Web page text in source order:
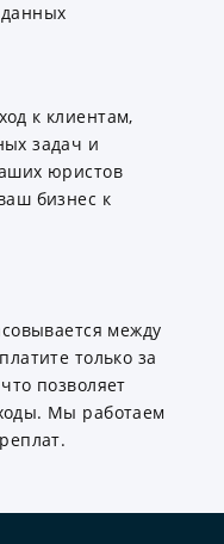
к клиентам,
задач и
юристов
бизнес к
между
только за
позволяет
Мы работаем